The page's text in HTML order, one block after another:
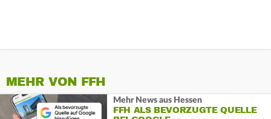
MEHR VON FFH
Mehr News aus Hessen
FFH ALS BEVORZUGTE QUELLE